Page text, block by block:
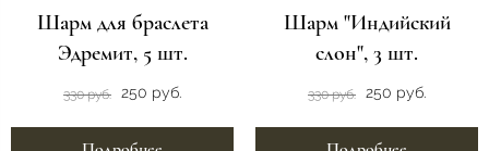
Шарм для браслета
Эдремит, 5 шт.
330 руб. 250 руб.
Шарм "Индийский
слон", 3 шт.
330 руб. 250 руб.